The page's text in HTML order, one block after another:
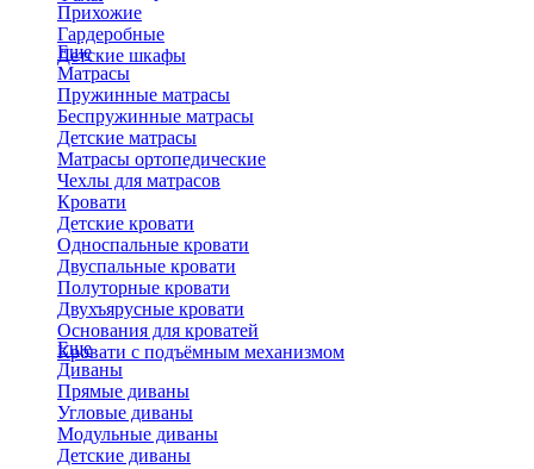
Прихожие
Гардеробные
Детские шкафы
Еще
Матрасы
Пружинные матрасы
Беспружинные матрасы
Детские матрасы
Матрасы ортопедические
Чехлы для матрасов
Кровати
Детские кровати
Односпальные кровати
Двуспальные кровати
Полуторные кровати
Двухъярусные кровати
Основания для кроватей
Кровати с подъёмным механизмом
Еще
Диваны
Прямые диваны
Угловые диваны
Модульные диваны
Детские диваны